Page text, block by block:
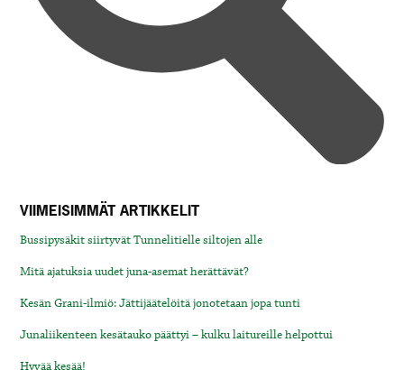
VIIMEISIMMÄT ARTIKKELIT
Bussipysäkit siirtyvät Tunnelitielle siltojen alle
Mitä ajatuksia uudet juna-asemat herättävät?
Kesän Grani-ilmiö: Jättijäätelöitä jonotetaan jopa tunti
Junaliikenteen kesätauko päättyi – kulku laitureille helpottui
Hyvää kesää!